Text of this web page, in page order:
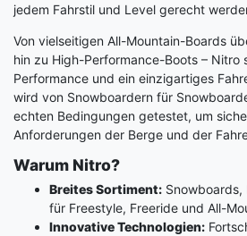
jedem Fahrstil und Level gerecht
Von vielseitigen All-Mountain-Boards
hin zu High-Performance-Boots – Nitro
Performance und ein einzigartiges
wird von Snowboardern für
echten Bedingungen getestet, um
Anforderungen der Berge und der
Warum Nitro?
Breites Sortiment: Snowboards,
für Freestyle, Freeride und All-
Innovative Technologien: